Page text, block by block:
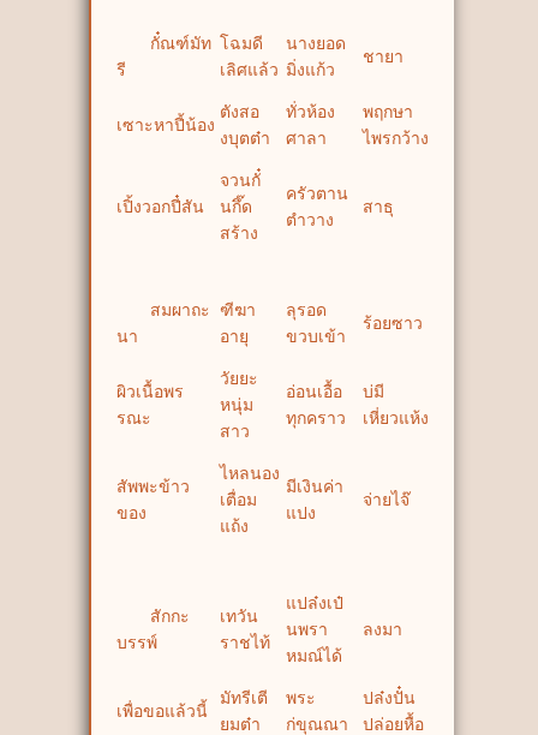
กั๋ณฑ์มัท
รี
โฉมดี
เลิศแล้ว
นางยอด
มิ่งแก้ว
ชายา
เซาะหาปี้น้อง
ตังสอ
งบุตต๋า
ทั่วห้อง
ศาลา
พฤกษา
ไพรกว้าง
เปิ้งวอกปี๋สัน
จวนกั๋
นกึ๊ด
สร้าง
ครัวตาน
ตำวาง
สาธุ
สมผาถะ
นา
ฑีฆา
อายุ
ลุรอด
ขวบเข้า
ร้อยซาว
ผิวเนื้อพร
รณะ
วัยยะ
หนุ่ม
สาว
อ่อนเอื้อ
ทุกคราว
บ่มี
เหี่ยวแห้ง
สัพพะข้าว
ของ
ไหลนอง
เตื่อม
แถ้ง
มีเงินค่า
แปง
จ่ายไจ๊
สักกะ
บรรพ์
เทวัน
ราชไท้
แปล๋งเป๋
นพรา
หมณ์ได้
ลงมา
เพื่อขอแล้วนี้
มัทรีเตี
ยมต๋า
พระ
ก่ขุณณา
ปล๋งปั๋น
ปล่อยหื้อ